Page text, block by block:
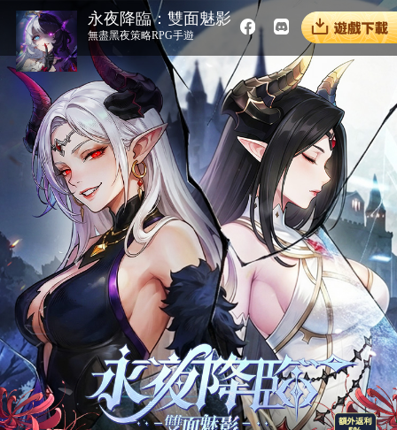
永夜降臨：雙面魅影
無盡黑夜策略RPG手遊